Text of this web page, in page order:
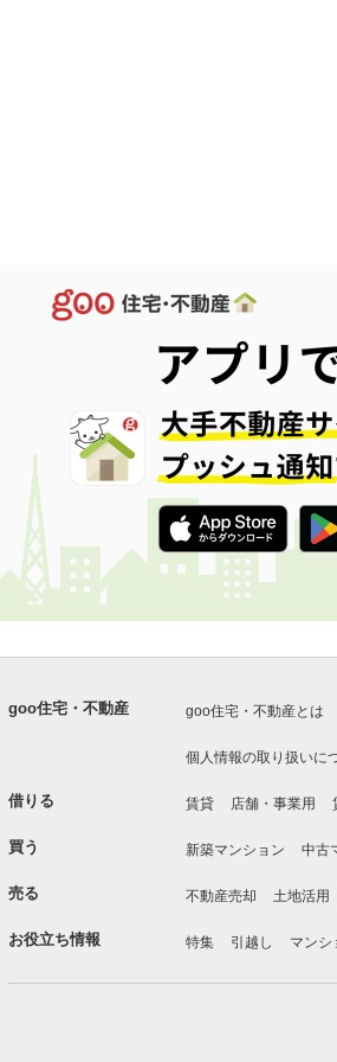
goo住宅・不動産 goo住宅・不動産とは
個人情報の取り扱いに
借りる 賃貸 店舗・事業用
買う 新築マンション 中古
売る 不動産売却 土地活用
お役立ち情報 特集 引越し マンシ